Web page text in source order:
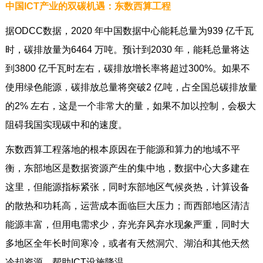
中国ICT产业的双碳机遇：东数西算工程
据ODCC数据，2020 年中国数据中心能耗总量为939 亿千瓦
时，碳排放量为6464 万吨。预计到2030 年，能耗总量将达
到3800 亿千瓦时左右，碳排放增长率将超过300%。如果不
使用绿色能源，碳排放总量将突破2 亿吨，占全国总碳排放量
的2% 左右，这是一个非常大的量，如果不加以控制，会极大
阻碍我国实现碳中和的速度。
东数西算工程落地的根本原因在于能源和算力的地域不平
衡，东部地区是数据资源产生的集中地，数据中心大多建在
这里，但能源指标紧张，同时东部地区气候炎热，计算设备
的散热和功耗高，运营成本面临巨大压力；而西部地区清洁
能源丰富，但用电需求少，弃光弃风弃水现象严重，同时大
多地区全年长时间寒冷，或者有天然洞穴、湖泊和其他天然